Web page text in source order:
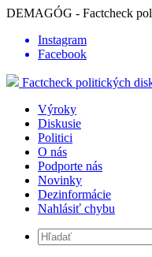
DEMAGÓG - Factcheck
Instagram
Facebook
Factcheck politických
Výroky
Diskusie
Politici
O nás
Podporte nás
Novinky
Dezinformácie
Nahlásiť chybu